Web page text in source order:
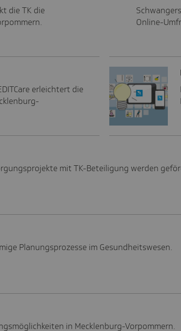
die TK die
Online-
erleichtert die
mit TK-Beteiligung werden
Planungsprozesse im Gesundheitswesen.
in Mecklenburg-Vorpommern.